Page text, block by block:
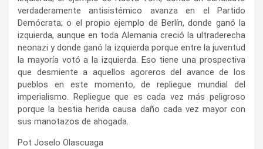
verdaderamente antisistémico avanza en el Partido
Demócrata; o el propio ejemplo de Berlín, donde ganó la
izquierda, aunque en toda Alemania creció la ultraderecha
neonazi y donde ganó la izquierda porque entre la juventud
la mayoría votó a la izquierda. Eso tiene una prospectiva
que desmiente a aquellos agoreros del avance de los
pueblos en este momento, de repliegue mundial del
imperialismo. Repliegue que es cada vez más peligroso
porque la bestia herida causa daño cada vez mayor con
sus manotazos de ahogada.
Pot Joselo Olascuaga